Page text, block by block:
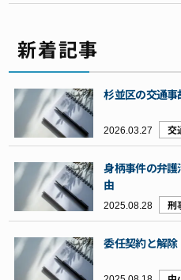
新着記事
杉並区の交通事
2026.03.27 交
身柄事件の弁
由
2025.08.28 刑
委任契約と解除